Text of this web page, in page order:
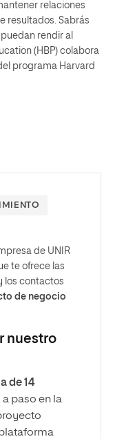
relaciones
resultados. Sabrás
rendir al
(HBP) colabora
programa Harvard
de UNIR
te ofrece las
los contactos
de negocio
nuestro
de 14
paso en la